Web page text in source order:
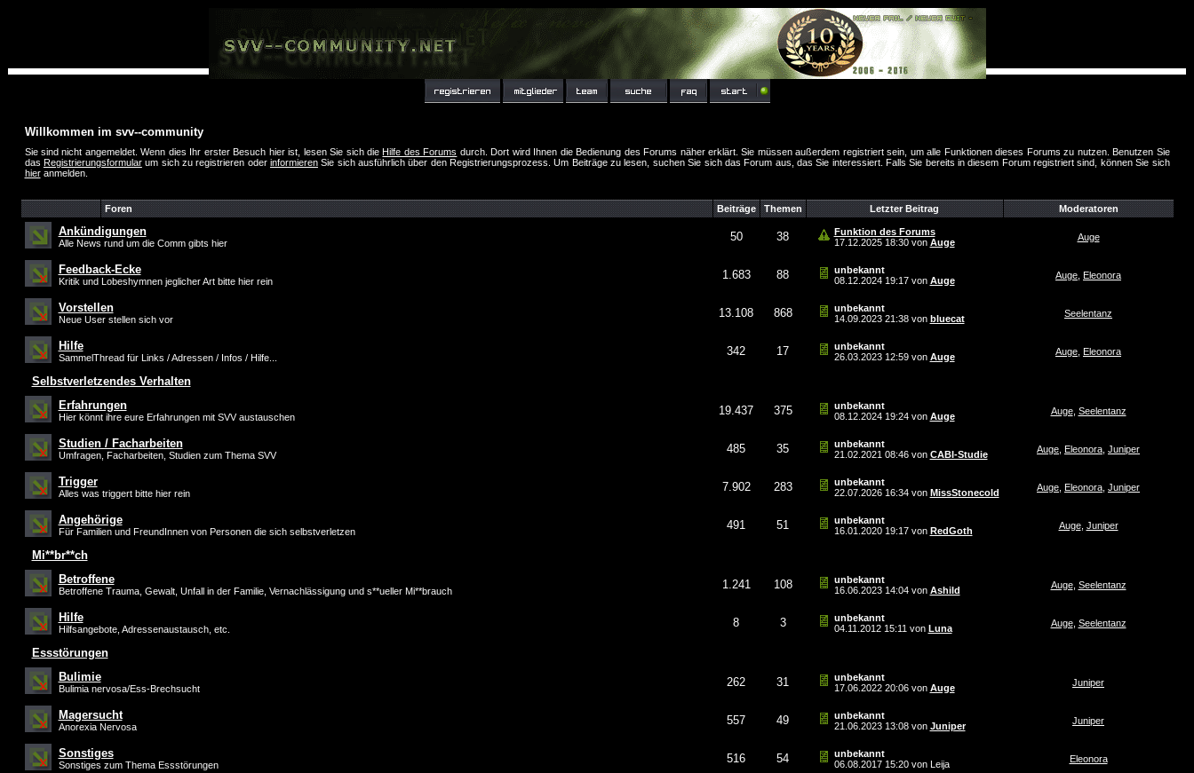
Willkommen im svv--community
Sie sind nicht angemeldet. Wenn dies Ihr erster Besuch hier ist, lesen Sie sich dieHilfe des Forums durch. Dort wird Ihnen die Bedienung des Forums näher erklärt. Sie müssen außerdem registriert sein, um alle Funktionen dieses Forums zu nutzen. Benutzen Sie
das Registrierungsformularum sich zu registrieren oder informierenSie sich ausführlich über den Registrierungsprozess. Um Beiträge zu lesen, suchen Sie sich das Forum aus, das Sie interessiert. Falls Sie bereits in diesem Forum registriert sind, können Sie sich
hieranmelden.
Foren Beiträge Themen Letzter Beitrag Moderatoren
Ankündigungen
Alle News rund um die Comm gibts hier 50 38
Funktion des Forums
17.12.2025 18:30von Auge Auge
Feedback-Ecke
Kritik und Lobeshymnen jeglicher Art bitte hier rein 1.683 88
unbekannt
08.12.2024 19:17von Auge Auge Eleonora
Vorstellen
Neue User stellen sich vor 13.108 868
unbekannt
14.09.2023 21:38von bluecat Seelentanz
Hilfe
SammelThread für Links / Adressen / Infos / Hilfe... 342 17
unbekannt
26.03.2023 12:59von Auge Auge Eleonora
Selbstverletzendes Verhalten
Erfahrungen
Hier könnt ihre eure Erfahrungen mit SVV austauschen 19.437 375
unbekannt
08.12.2024 19:24von Auge Auge, Seelentanz
Studien / Facharbeiten
Umfragen, Facharbeiten, Studien zum Thema SVV 485 35
unbekannt
21.02.2021 08:46von CABI-Studie Auge Eleonora Juniper
Trigger
Alles was triggert bitte hier rein 7.902 283
unbekannt
22.07.2026 16:34von MissStonecold Auge Eleonora Juniper
Angehörige
Für Familien und FreundInnen von Personen die sich selbstverletzen 491 51
unbekannt
16.01.2020 19:17von RedGoth Auge, Juniper
Mi**br**ch
Betroffene
Betroffene Trauma, Gewalt, Unfall in der Familie, Vernachlässigung und s**ueller Mi**brauch 1.241 108
unbekannt
16.06.2023 14:04von Ashild Auge, Seelentanz
Hilfe
Hilfsangebote, Adressenaustausch, etc. 8 3
unbekannt
04.11.2012 15:11 von Luna Auge, Seelentanz
Essstörungen
Bulimie
Bulimia nervosa/Ess-Brechsucht 262 31
unbekannt
17.06.2022 20:06von Auge Juniper
Magersucht
Anorexia Nervosa 557 49
unbekannt
21.06.2023 13:08von Juniper Juniper
Sonstiges
Sonstiges zum Thema Essstörungen 516 54
unbekannt
06.08.2017 15:20von Leija Eleonora